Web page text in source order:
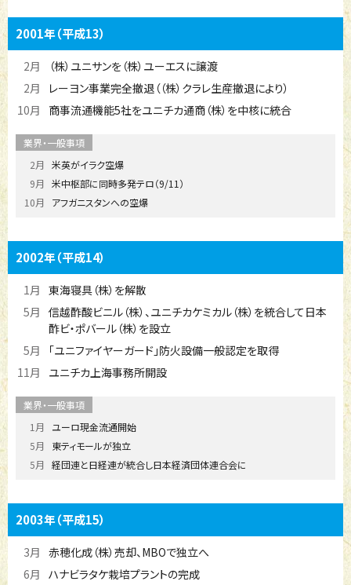
2001年（平成13）
2月
（株）ユニサンを（株）ユーエスに譲渡
2月
レーヨン事業完全撤退（（株）クラレ生産撤退により）
10月
商事流通機能5社をユニチカ通商（株）を中核に統合
2月
米英がイラク空爆
9月
米中枢部に同時多発テロ（9/11）
10月
アフガニスタンへの空爆
2002年（平成14）
1月 東海寝具（株）を解散
5月 信越酢酸ビニル（株）、ユニチカケミカル（株）を統合して日本
酢ビ・ポバール（株）を設立
5月
「ユニファイヤーガード」防火設備一般認定を取得
11月
ユニチカ上海事務所開設
1月
ユーロ現金流通開始
5月
東ティモールが独立
5月
経団連と日経連が統合し日本経済団体連合会に
2003年（平成15）
3月 赤穂化成（株）売却、MBOで独立へ
6月 ハナビラタケ栽培プラントの完成